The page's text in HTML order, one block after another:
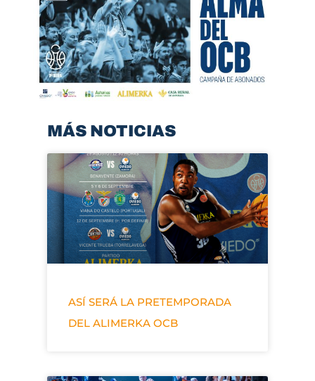
MÁS NOTICIAS
ASÍ SERÁ LA PRETEMPORADA
DEL ALIMERKA OCB